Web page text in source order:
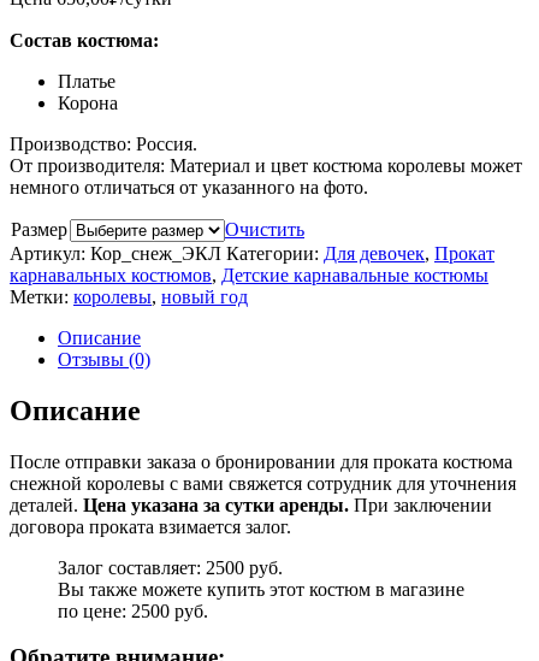
Состав костюма:
Платье
Корона
Производство: Россия.
От производителя: Материал и цвет костюма королевы может
немного отличаться от указанного на фото.
Размер
Очистить
Артикул: Кор_снеж_ЭКЛ Категории: Для девочек, Прокат
карнавальных костюмов, Детские карнавальные костюмы
Метки: королевы, новый год
Описание
Отзывы (0)
Описание
После отправки заказа о бронировании для проката костюма
снежной королевы с вами свяжется сотрудник для уточнения
деталей. Цена указана за сутки аренды. При заключении
договора проката взимается залог.
Залог составляет: 2500 руб.
Вы также можете купить этот костюм в магазине
по цене: 2500 руб.